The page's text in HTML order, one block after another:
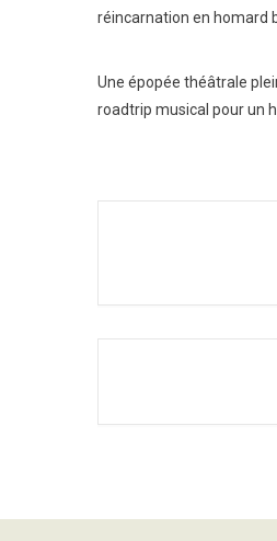
réincarnation en homard
Une épopée théâtrale
roadtrip musical pour un